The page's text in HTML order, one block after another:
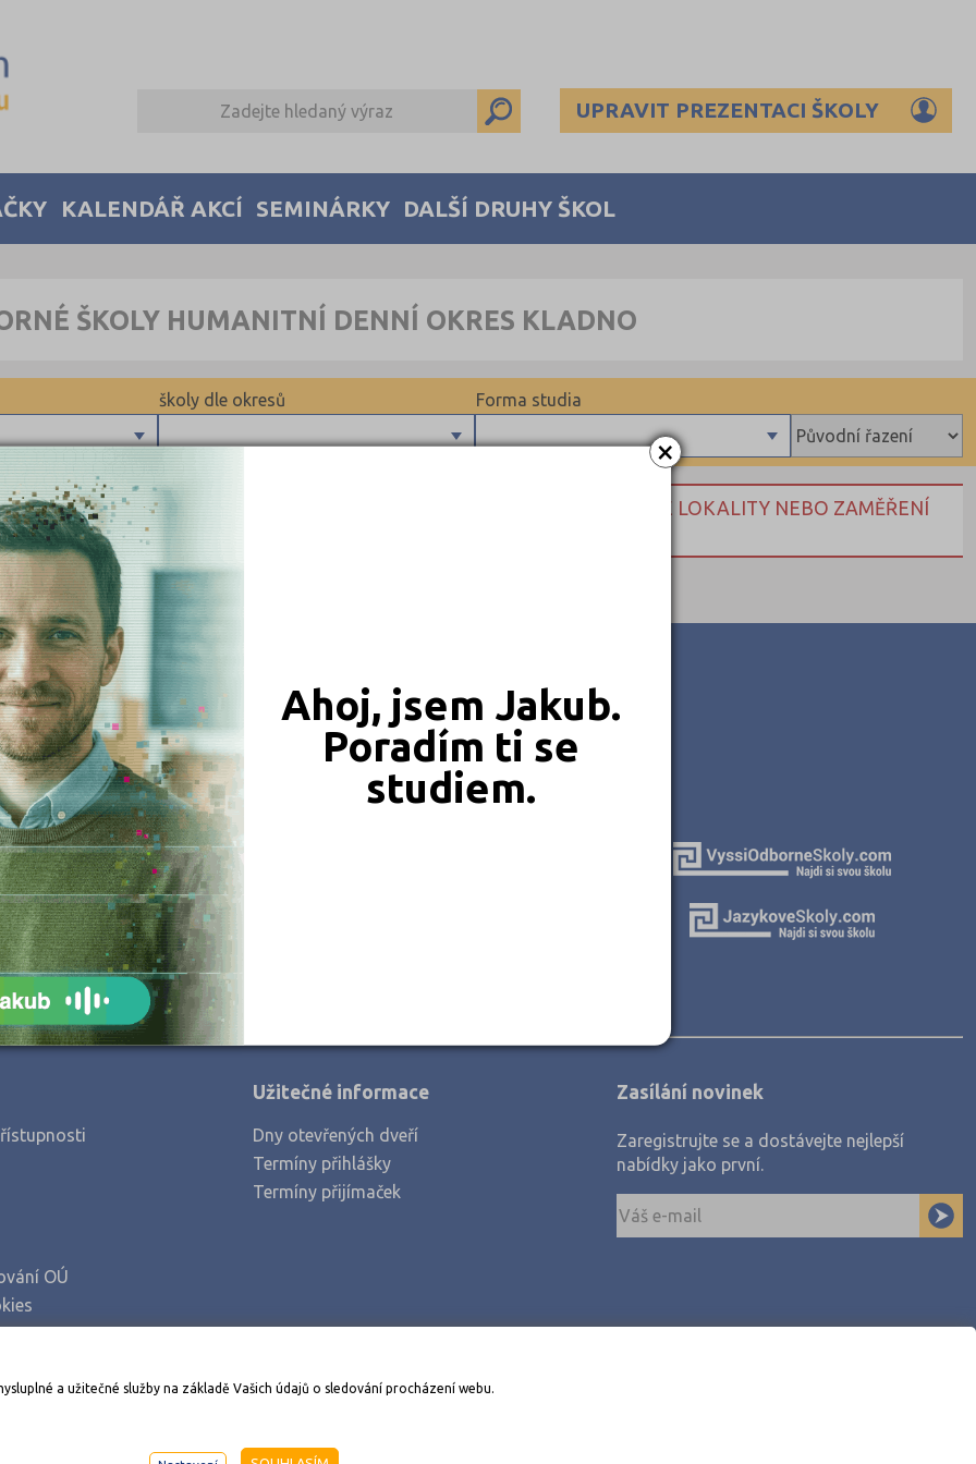
×
Ahoj, jsem Jakub.
Poradím ti se
studiem.
UPRAVIT PREZENTACI ŠKOLY
KALENDÁŘ AKCÍ SEMINÁRKY DALŠÍ DRUHY ŠKOL
ŠKOLY HUMANITNÍ DENNÍ OKRES KLADNO
Forma studia
školy dle okresů
Brno-město (1)
České Budějovice (1)
Ostrava-město (1)
Praha hlavní město (2)
Uherské Hradiště (1)
ZÁZNAMY, PŘEFORMULUJTE PROSÍM VÁŠ DOTAZ NEBO HLEDEJTE DLE LOKALITY NEBO ZAMĚŘENÍ
JSME TAM, KDE JSTE VY
Naše projekty
OÚ
Stáhněte si aplikaci Adresář škol
Užitečné informace
Dny otevřených dveří
Termíny přihlášky
Termíny přijímaček
Zasílání novinek
Zaregistrujte se a dostávejte nejlepší
nabídky jako první.
AMOS KamPoMaturite.cz, s.r.o., stránky vytvořilo
a užitečné služby na základě Vašich údajů o sledování procházení webu.